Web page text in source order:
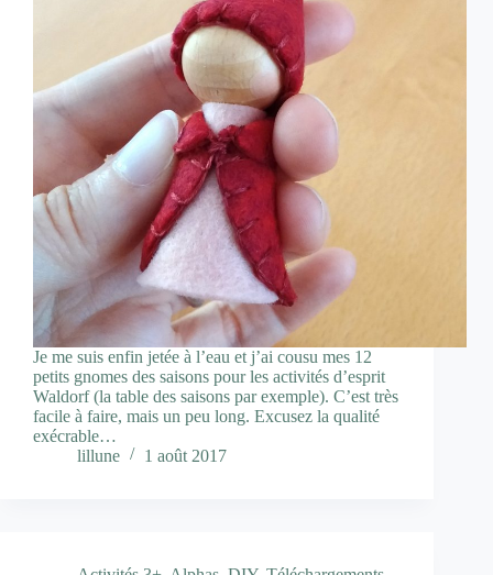
Je me suis enfin jetée à l’eau et j’ai cousu mes 12
petits gnomes des saisons pour les activités d’esprit
Waldorf (la table des saisons par exemple). C’est très
facile à faire, mais un peu long. Excusez la qualité
exécrable…
lillune
1 août 2017